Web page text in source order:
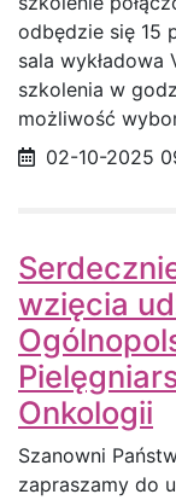
odbędzie się 15
sala
szkolenia w
możliwość
Data02-10-2025
wzięcia
Onkologii
Szanowni
zapraszamy do